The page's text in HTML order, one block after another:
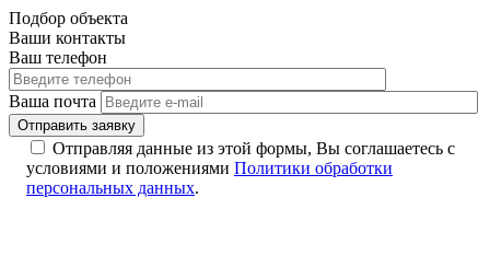
Подбор объекта
Ваши контакты
Ваш телефон
Ваша почта
Отправляя данные из этой формы, Вы соглашаетесь с
условиями и положениями Политики обработки
персональных данных.